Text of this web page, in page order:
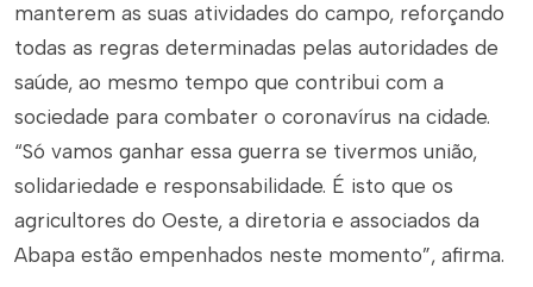
manterem as suas atividades do campo, reforçando
todas as regras determinadas pelas autoridades de
saúde, ao mesmo tempo que contribui com a
sociedade para combater o coronavírus na cidade.
“Só vamos ganhar essa guerra se tivermos união,
solidariedade e responsabilidade. É isto que os
agricultores do Oeste, a diretoria e associados da
Abapa estão empenhados neste momento”, afirma.